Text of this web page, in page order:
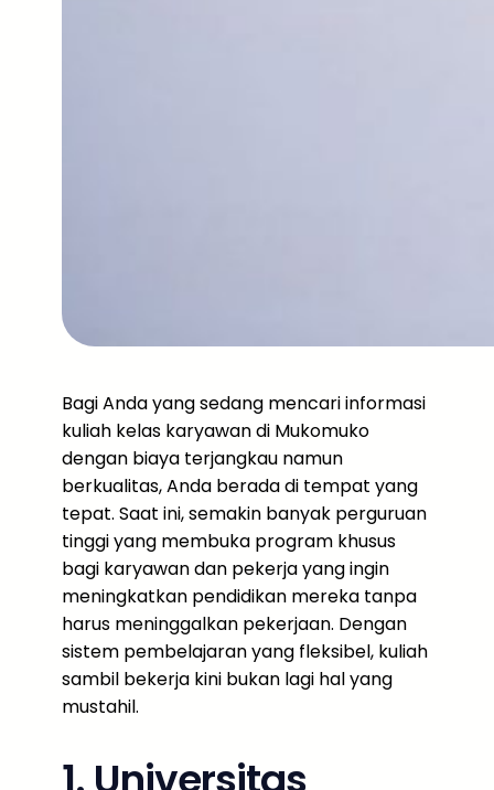
Bagi Anda yang sedang mencari informasi
kuliah kelas karyawan di Mukomuko
dengan biaya terjangkau namun
berkualitas, Anda berada di tempat yang
tepat. Saat ini, semakin banyak perguruan
tinggi yang membuka program khusus
bagi karyawan dan pekerja yang ingin
meningkatkan pendidikan mereka tanpa
harus meninggalkan pekerjaan. Dengan
sistem pembelajaran yang fleksibel, kuliah
sambil bekerja kini bukan lagi hal yang
mustahil.